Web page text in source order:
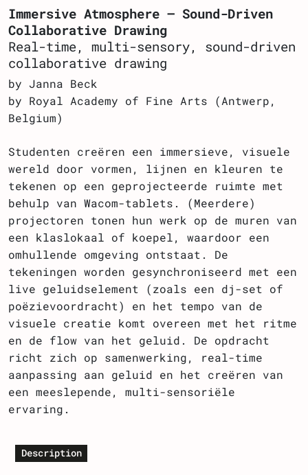
Immersive Atmosphere – Sound-Driven
Collaborative Drawing
Real-time, multi-sensory, sound-driven
collaborative drawing
by Janna Beck
by Royal Academy of Fine Arts (Antwerp,
Belgium)
Studenten creëren een immersieve, visuele
wereld door vormen, lijnen en kleuren te
tekenen op een geprojecteerde ruimte met
behulp van Wacom-tablets. (Meerdere)
projectoren tonen hun werk op de muren van
een klaslokaal of koepel, waardoor een
omhullende omgeving ontstaat. De
tekeningen worden gesynchroniseerd met een
live geluidselement (zoals een dj-set of
poëzievoordracht) en het tempo van de
visuele creatie komt overeen met het ritme
en de flow van het geluid. De opdracht
richt zich op samenwerking, real-time
aanpassing aan geluid en het creëren van
een meeslepende, multi-sensoriële
ervaring.
Description